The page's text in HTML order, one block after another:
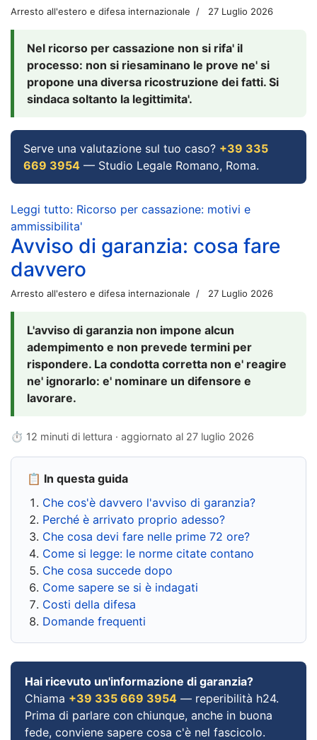
Arresto all'estero e difesa internazionale 27 Luglio 2026
Nel ricorso per cassazione non si rifa' il
processo: non si riesaminano le prove ne' si
propone una diversa ricostruzione dei fatti. Si
sindaca soltanto la legittimita'.
Serve una valutazione sul tuo caso? +39 335
669 3954 — Studio Legale Romano, Roma.
Leggi tutto: Ricorso per cassazione: motivi e
ammissibilita'
Avviso di garanzia: cosa fare
davvero
Arresto all'estero e difesa internazionale 27 Luglio 2026
L'avviso di garanzia non impone alcun
adempimento e non prevede termini per
rispondere. La condotta corretta non e' reagire
ne' ignorarlo: e' nominare un difensore e
lavorare.
⏱ 12 minuti di lettura · aggiornato al 27 luglio 2026
📋 In questa guida
Che cos'è davvero l'avviso di garanzia?
Perché è arrivato proprio adesso?
Che cosa devi fare nelle prime 72 ore?
Come si legge: le norme citate contano
Che cosa succede dopo
Come sapere se si è indagati
Costi della difesa
Domande frequenti
Hai ricevuto un'informazione di garanzia?
Chiama +39 335 669 3954 — reperibilità h24.
Prima di parlare con chiunque, anche in buona
fede, conviene sapere cosa c'è nel fascicolo.